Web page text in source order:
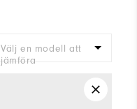
Välj en modell att
jämföra